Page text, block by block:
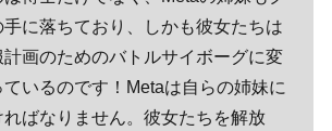
手に落ちており、しかも彼女たちは
画のためのバトルサイボーグに変
ているのです！Metaは自らの姉妹に
ばなりません。彼女たちを解放